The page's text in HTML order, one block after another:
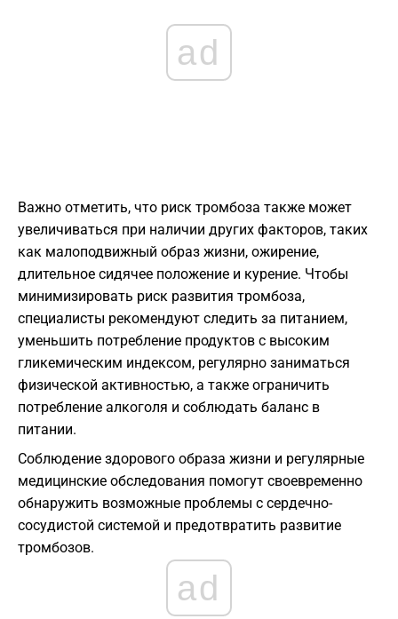
ad
Важно отметить, что риск тромбоза также может
увеличиваться при наличии других факторов, таких
как малоподвижный образ жизни, ожирение,
длительное сидячее положение и курение. Чтобы
минимизировать риск развития тромбоза,
специалисты рекомендуют следить за питанием,
уменьшить потребление продуктов с высоким
гликемическим индексом, регулярно заниматься
физической активностью, а также ограничить
потребление алкоголя и соблюдать баланс в
питании.
Соблюдение здорового образа жизни и регулярные
медицинские обследования помогут своевременно
обнаружить возможные проблемы с сердечно-
сосудистой системой и предотвратить развитие
тромбозов.
ad